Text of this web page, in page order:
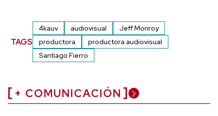
TAGS
4kauv audiovisual
Jeff Monroy
productora
productora audiovisual
Santiago Fierro
+ COMUNICACIÓN